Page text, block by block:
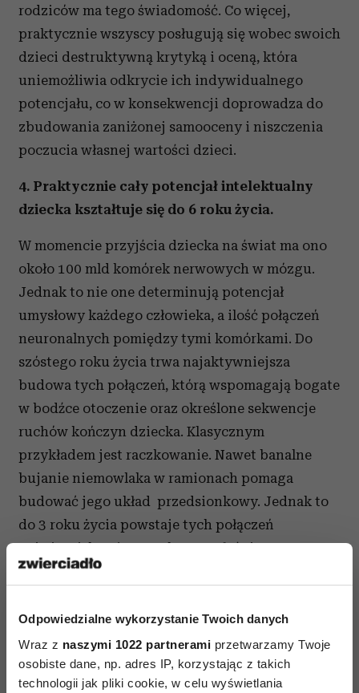
Odpowiedzialne wykorzystanie Twoich danych
Wraz z naszymi 1022 partnerami przetwarzamy Twoje
osobiste dane, np. adres IP, korzystając z takich
technologii jak pliki cookie, w celu wyświetlania
rodziców ma tego świadomość. Co więcej,
praktycznie wszyscy posługują się wobec swoich
dzieci destruktywną krytyką i oceną, która
uniemożliwia odkrycie ich indywidualnego
potencjału, co w konsekwencji doprowadza do
zbudowania zaniżonej samooceny i niszczenia
poczucia własnej wartości dzieci.
4. Praktycznie cały potencjał intelektualny
dziecka kształtuje się do 6 roku życia.
W momencie przyjścia dziecka na świat ma ono
około 100 mld komórek nerwowych w mózgu.
Jednak to nie one determinują potencjał
umysłowy każdego człowieka, a ilość połączeń
neuronalnych pomiędzy tymi komórkami. Do
szóstego roku życia trwa najaktywniejsza
budowa tych połączeń, którą wspomagają bogate
w bodźce otoczenie oraz określone sekwencje
ruchów kończyn dziecka. Klasycznym
przykładem jest raczkowanie. Nawet banalne
bujanie niemowlaka w ramionach pomaga
budować jego układ przedsionkowy. Jednak to
do 3 roku życia powstaje tych połączeń
najwięcej, bo aż 50%. Dlatego właśnie w tym
okresie dzieci chłoną wszystko jak gąbka.
przede wszystkim ich potrzeb emocjonalnych
– miłości i bezpieczeństwa.
Jednym z najbardziej wymownych dowodów są